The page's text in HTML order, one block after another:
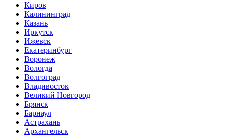
Киров
Калининград
Казань
Иркутск
Ижевск
Екатеринбург
Воронеж
Вологда
Волгоград
Владивосток
Великий Новгород
Брянск
Барнаул
Астрахань
Архангельск